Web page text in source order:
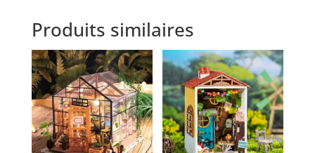
Produits similaires